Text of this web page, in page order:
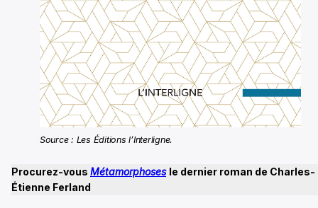
Source : Les Éditions l’Interligne.
Procurez-vous Métamorphoses le dernier roman de Charles-
Étienne Ferland